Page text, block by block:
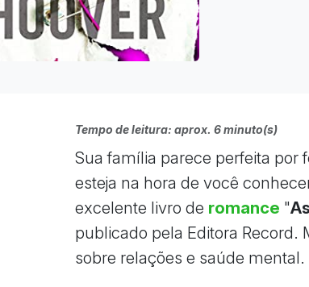
Tempo de leitura: aprox. 6 minuto(s)
Sua família parece perfeita por
esteja na hora de você
excelente livro de romance "
publicado pela Editora Record.
sobre relações e saúde mental.